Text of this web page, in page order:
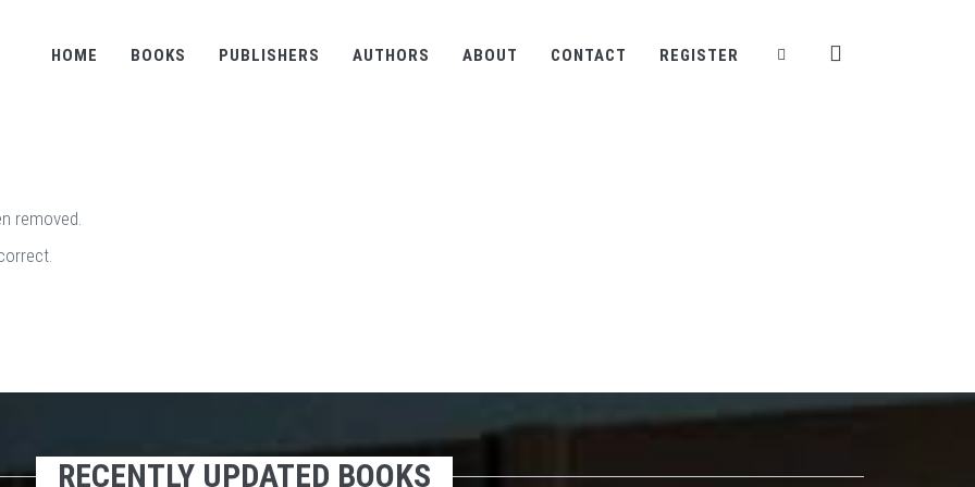
HOME BOOKS PUBLISHERS AUTHORS ABOUT CONTACT REGISTER
removed.
RECENTLY UPDATED BOOKS